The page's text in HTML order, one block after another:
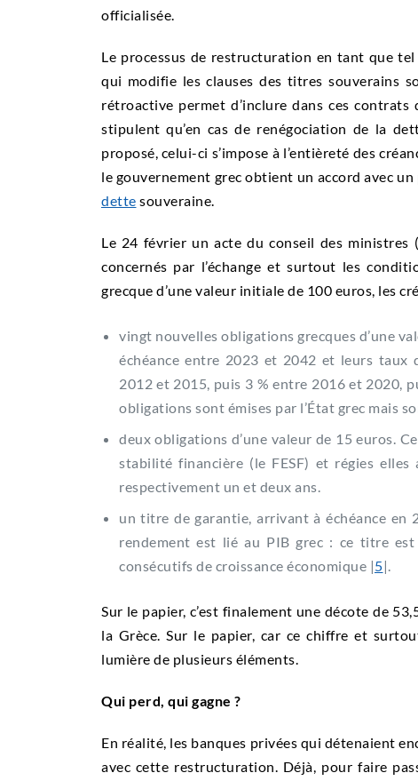
officialisée.
Le processus de restructuration en tant que
qui modifie les clauses des titres souverains
rétroactive permet d’inclure dans ces contrats
stipulent qu’en cas de renégociation de la
proposé, celui-ci s’impose à l’entièreté des
le gouvernement grec obtient un accord avec
dette souveraine.
Le 24 février un acte du conseil des
concernés par l’échange et surtout les
grecque d’une valeur initiale de 100 euros, les
vingt nouvelles obligations grecques d’une
échéance entre 2023 et 2042 et leurs taux
2012 et 2015, puis 3 % entre 2016 et 2020,
obligations sont émises par l’État grec mais
deux obligations d’une valeur de 15 euros.
stabilité financière (le FESF) et régies
respectivement un et deux ans.
un titre de garantie, arrivant à échéance
rendement est lié au PIB grec : ce titre
consécutifs de croissance économique |5|.
Sur le papier, c’est finalement une décote de
la Grèce. Sur le papier, car ce chiffre et
lumière de plusieurs éléments.
Qui perd, qui gagne ?
En réalité, les banques privées qui détenaient
avec cette restructuration. Déjà, pour faire